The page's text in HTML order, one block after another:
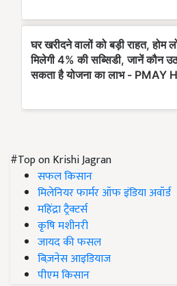
#Top on Krishi Jagran
सफल किसान
मिलेनियर फार्मर ऑफ इंडिया अवॉर्ड
महिंद्रा ट्रैक्टर्स
कृषि मशीनरी
जायद की फसल
बिज़नेस आइडियाज
पीएम किसान